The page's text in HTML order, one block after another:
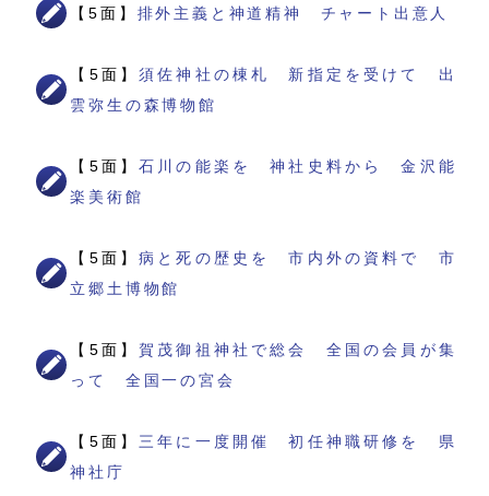
【5面】 排外主義と神道精神 チャート出意人
【5面】須佐神社の棟札 新指定を受けて 出
雲弥生の森博物館
【5面】石川の能楽を 神社史料から 金沢能
楽美術館
【5面】病と死の歴史を 市内外の資料で 市
立郷土博物館
【5面】賀茂御祖神社で総会 全国の会員が集
って 全国一の宮会
【5面】 三年に一度開催 初任神職研修を 県
神社庁